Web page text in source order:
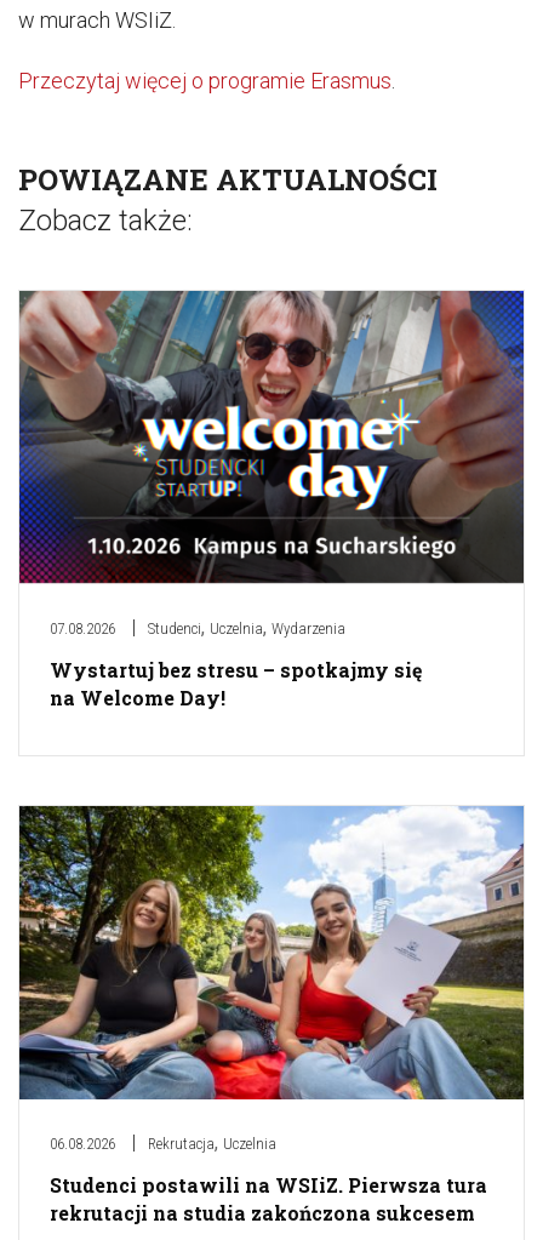
w murach WSIiZ.
Przeczytaj więcej o programie Erasmus
POWIĄZANE AKTUALNOŚCI
Zobacz także:
07.08.2026 Studenci, Uczelnia, Wydarzenia
Wystartuj bez stresu – spotkajmy się
na Welcome Day!
06.08.2026 Rekrutacja, Uczelnia
Studenci postawili na WSIiZ. Pierwsza tura
rekrutacji na studia zakończona sukcesem